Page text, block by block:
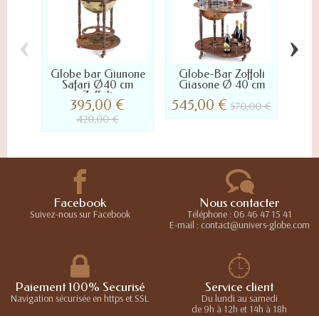
Globe bar Giunone
Safari Ø40 cm
Zoffoli
395,00 €
420,00 €
Globe-Bar Zoffoli
Giasone Ø 40 cm
545,00 € 570,00 €
‹ ›
Facebook
Suivez-nous sur Facebook
Nous contacter
Téléphone : 06 46 47 15 41
E-mail : contact@univers-globe.com
Paiement 100% Securisé
Navigation sécurisée en https et SSL
Service client
Du lundi au samedi
de 9h à 12h et 14h à 18h